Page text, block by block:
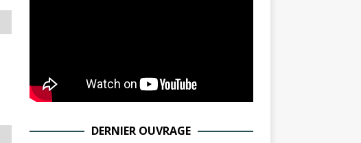
DERNIER OUVRAGE